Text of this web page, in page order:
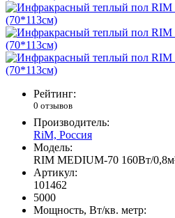
Рейтинг:
0 отзывов
Производитель:
RiM, Россия
Модель:
RIM MEDIUM-70 160Вт/
Артикул:
101462
5000
Мощность, Вт/кв. метр: